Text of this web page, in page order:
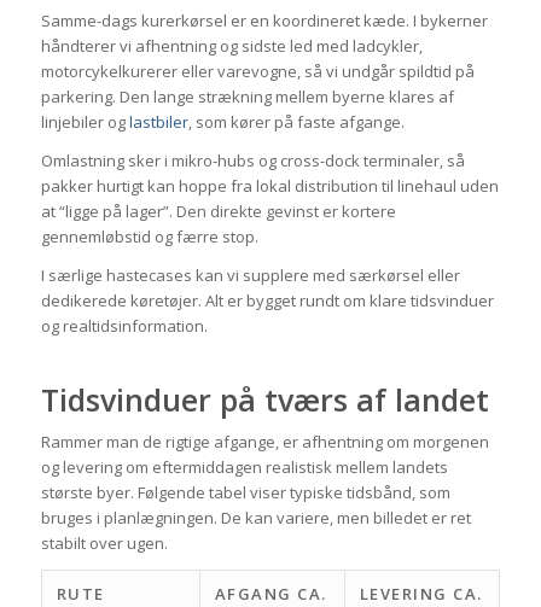
Samme-dags kurerkørsel er en koordineret kæde. I bykerner
håndterer vi afhentning og sidste led med ladcykler,
motorcykelkurerer eller varevogne, så vi undgår spildtid på
parkering. Den lange strækning mellem byerne klares af
linjebiler oglastbiler, som kører på faste afgange.
Omlastning sker i mikro-hubs og cross-dock terminaler, så
pakker hurtigt kan hoppe fra lokal distribution til linehaul uden
at “ligge på lager”. Den direkte gevinst er kortere
gennemløbstid og færre stop.
I særlige hastecases kan vi supplere med særkørsel eller
dedikerede køretøjer. Alt er bygget rundt om klare tidsvinduer
og realtidsinformation.
Tidsvinduer på tværs af landet
Rammer man de rigtige afgange, er afhentning om morgenen
og levering om eftermiddagen realistisk mellem landets
største byer. Følgende tabel viser typiske tidsbånd, som
bruges i planlægningen. De kan variere, men billedet er ret
stabilt over ugen.
RUTE
AFGANG CA.
LEVERING CA.